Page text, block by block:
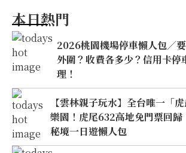
本日熱門
2026桃園機場停車懶人包／
外圍？收費各多少？信用卡停
理！
【雲林親子玩水】全台唯一「
樂園！虎尾632高地免門票回
秘境一日遊懶人包